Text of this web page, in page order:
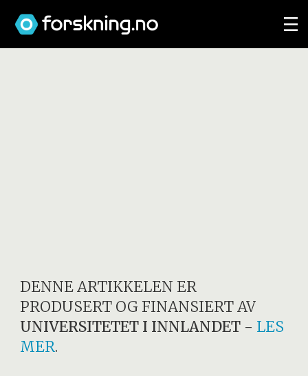
DENNE ARTIKKELEN ER
PRODUSERT OG FINANSIERT AV
UNIVERSITETET I INNLANDET - LES
MER.